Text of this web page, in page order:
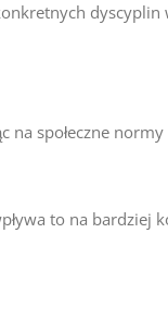
dyscyplin
społeczne normy
to na bardziej